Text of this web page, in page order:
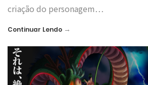
criação do personagem…
Continuar Lendo →